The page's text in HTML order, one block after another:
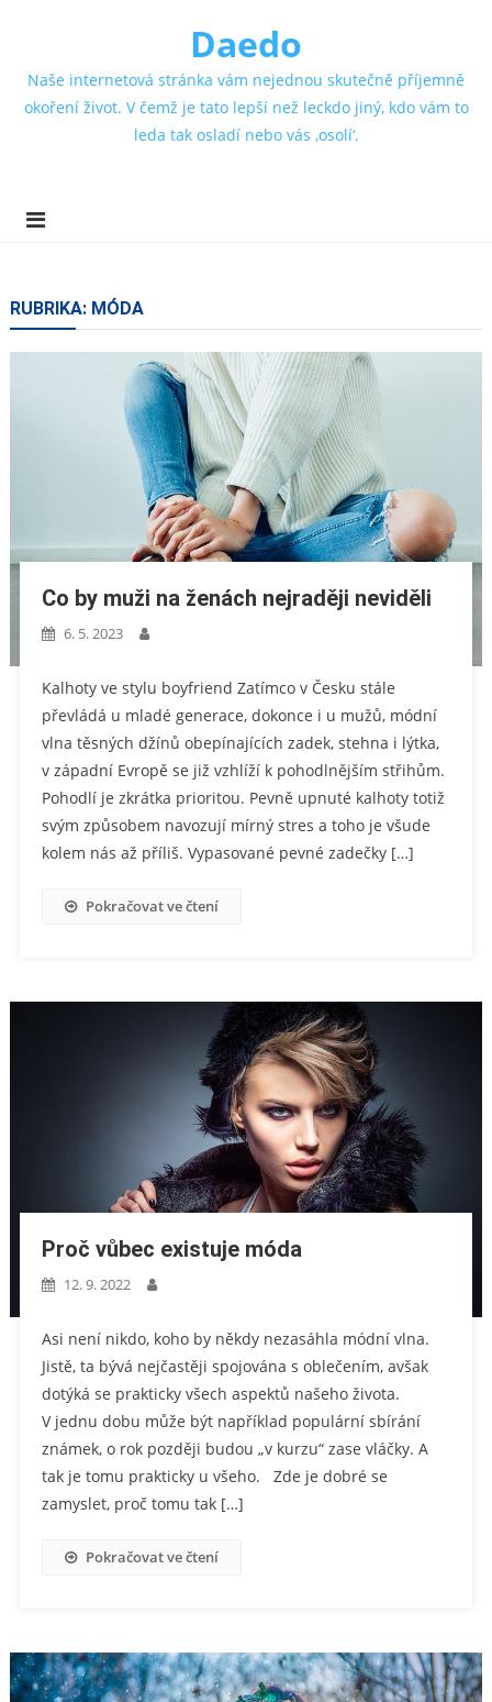
Daedo
Naše internetová stránka vám nejednou skutečně příjemně
okoření život. V čemž je tato lepší než leckdo jiný, kdo vám to
leda tak osladí nebo vás ‚osolí‘.
RUBRIKA: MÓDA
Co by muži na ženách nejraději neviděli
6. 5. 2023
Kalhoty ve stylu boyfriend Zatímco v Česku stále
převládá u mladé generace, dokonce i u mužů, módní
vlna těsných džínů obepínajících zadek, stehna i lýtka,
v západní Evropě se již vzhlíží k pohodlnějším střihům.
Pohodlí je zkrátka prioritou. Pevně upnuté kalhoty totiž
svým způsobem navozují mírný stres a toho je všude
kolem nás až příliš. Vypasované pevné zadečky […]
Pokračovat ve čtení
Proč vůbec existuje móda
12. 9. 2022
Asi není nikdo, koho by někdy nezasáhla módní vlna.
Jistě, ta bývá nejčastěji spojována s oblečením, avšak
dotýká se prakticky všech aspektů našeho života.
V jednu dobu může být například populární sbírání
známek, o rok později budou „v kurzu“ zase vláčky. A
tak je tomu prakticky u všeho. Zde je dobré se
zamyslet, proč tomu tak […]
Pokračovat ve čtení